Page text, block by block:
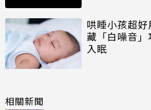
哄睡小孩超
藏「白噪音
入眠
相關新聞